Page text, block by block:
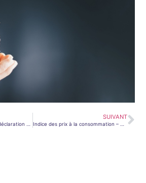
Sanction pour défaut de déclaration des provisions : même pour les reprises ?
SUIVANT
Indice des prix à la consommation – Année 2026